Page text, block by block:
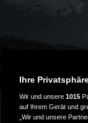
Ihre
Wir und unsere 1015
auf Ihrem Gerät und
„Wir und unsere